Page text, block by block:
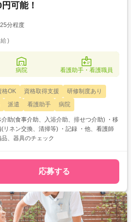
可能！
分程度
)
病院 看護助手・看護職員
格OK 資格取得支援
研修制度あり
派遣 看護助手 病院
助(食事介助、入浴介助、排せつ介助) ・移
リネン交換、清掃等) ・記録 ・他、看護師
、器具のチェック
応募する